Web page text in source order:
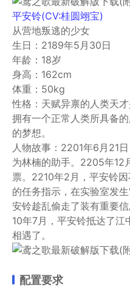
平安铃(CV:桂圆翊宝)
从营地叛逃的少女
生日：2189年5月30日
年龄：18岁
身高：162cm
体重：50kg
性格：天赋异禀的人类天
拥有一个正常人类所具备
的梦想。
人物故事：2201年6月21
为林楠的助手。2205年12
票。2210年2月，平安铃
的任务指示，在实验室发
安铃趁乱偷走了装有重要
10年7月，平安铃抵达了江
相遇了。
配置要求